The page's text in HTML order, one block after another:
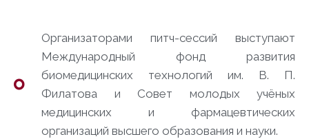
Организаторами питч-сессий выступают
Международный фонд развития
биомедицинских технологий им. В. П.
Филатова и Совет молодых учёных
медицинских и фармацевтических
организаций высшего образования и науки.